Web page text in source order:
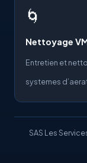
🌀
Nettoyage
Entretien et
systemes
SAS Les